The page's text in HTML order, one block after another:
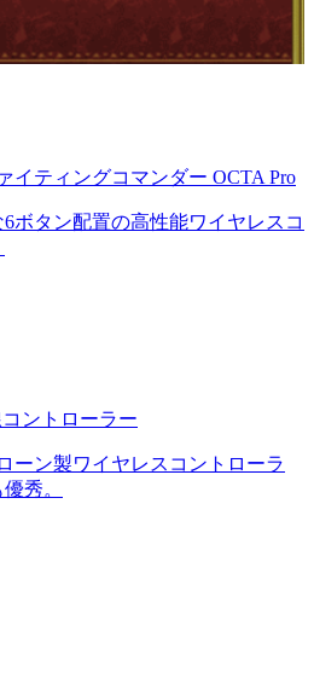
イティングコマンダー OCTA Pro
ボタン配置の高性能ワイヤレスコ
ントローラー
ーン製ワイヤレスコントローラ
秀。